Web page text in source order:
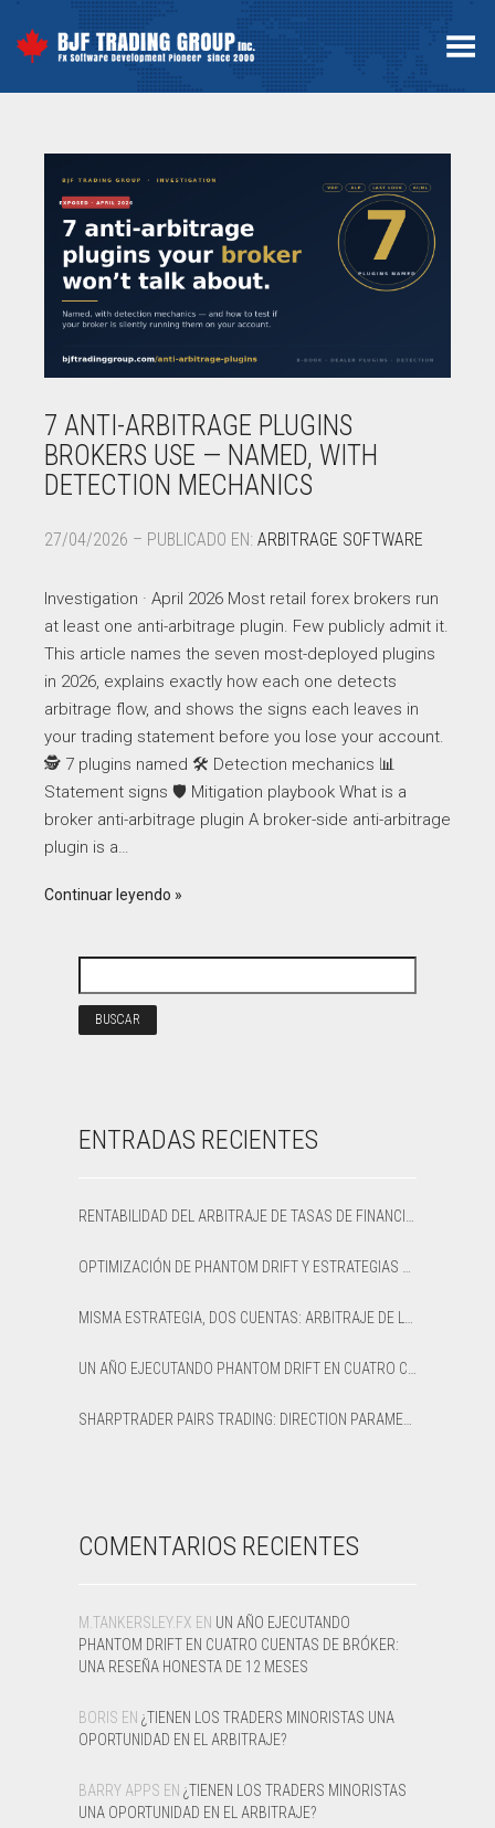
Menú
7 ANTI-ARBITRAGE PLUGINS
BROKERS USE — NAMED, WITH
DETECTION MECHANICS
27/04/2026 – PUBLICADO EN: ARBITRAGE SOFTWARE
Investigation · April 2026 Most retail forex brokers run
at least one anti-arbitrage plugin. Few publicly admit it.
This article names the seven most-deployed plugins
in 2026, explains exactly how each one detects
arbitrage flow, and shows the signs each leaves in
your trading statement before you lose your account.
🕵️ 7 plugins named 🛠️ Detection mechanics 📊
Statement signs 🛡️ Mitigation playbook What is a
broker anti-arbitrage plugin A broker-side anti-arbitrage
plugin is a…
Continuar leyendo
ENTRADAS RECIENTES
RENTABILIDAD DEL ARBITRAJE DE TASAS DE FINANCIACIÓN: CÓMO CALCULAR EL APR NETO Y EL PUNTO DE EQUILIBRIO
OPTIMIZACIÓN DE PHANTOM DRIFT Y ESTRATEGIAS LOCK EN SHARPTRADER OPTIMIZER
MISMA ESTRATEGIA, DOS CUENTAS: ARBITRAJE DE LATENCIA OPTIMIZADO VS PREDETERMINADO EN XAUUSD
UN AÑO EJECUTANDO PHANTOM DRIFT EN CUATRO CUENTAS DE BRÓKER: UNA RESEÑA HONESTA DE 12 MESES
SHARPTRADER PAIRS TRADING: DIRECTION PARAMETER EXPLAINED — ALL 8 MODES
COMENTARIOS RECIENTES
M.TANKERSLEY.FX EN UN AÑO EJECUTANDO
PHANTOM DRIFT EN CUATRO CUENTAS DE BRÓKER:
UNA RESEÑA HONESTA DE 12 MESES
BORIS EN ¿TIENEN LOS TRADERS MINORISTAS UNA
OPORTUNIDAD EN EL ARBITRAJE?
BARRY APPS EN ¿TIENEN LOS TRADERS MINORISTAS
UNA OPORTUNIDAD EN EL ARBITRAJE?